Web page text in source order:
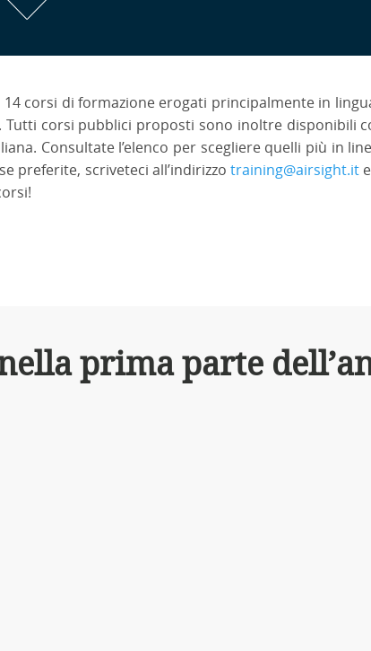
corsi di formazione erogati principalmente in
Tutti corsi pubblici proposti sono inoltre disponibili
Consultate l’elenco per scegliere quelli più in
preferite, scriveteci all’indirizzotraining@airsight.it
prima parte